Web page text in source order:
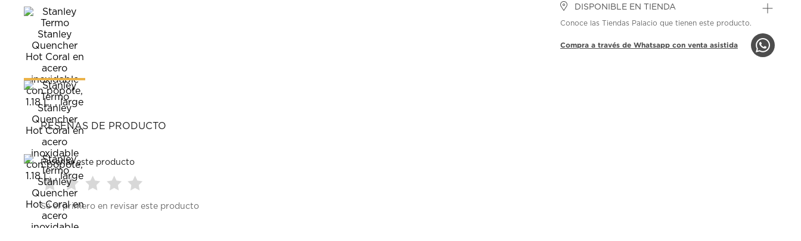
DISPONIBLE EN TIENDA
Conoce las Tiendas Palacio que tienen este producto.
Compra a través de Whatsapp con venta asistida
RESEÑAS DE PRODUCTO
Reseñar este producto
Seleccionar
para
calificar
el
Seleccionar
para
calificar
el
paraparapara
Sé el primero en revisar este producto